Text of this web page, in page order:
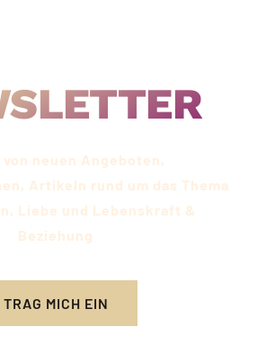
neuen Angeboten,
Artikeln rund um das Thema
Liebe und Lebenskraft &
Beziehung​
TRAG MICH EIN